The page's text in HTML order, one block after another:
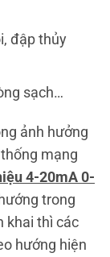
đập thủy
sạch…
ảnh hưởng
mạng
4-20mA 0-
trong
khai thì các
hướng hiện